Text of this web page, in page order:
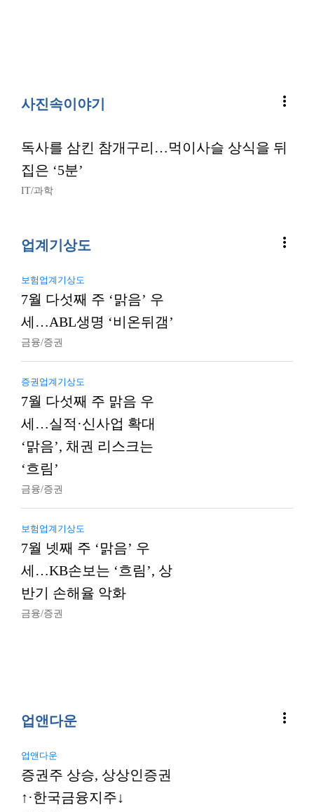
사진속이야기 more_vert
독사를 삼킨 참개구리…먹이사슬 상식을 뒤
집은 ‘5분’
IT/과학
업계기상도 more_vert
보험업계기상도
7월 다섯째 주 ‘맑음’ 우
세…ABL생명 ‘비온뒤갬’
금융/증권
증권업계기상도
7월 다섯째 주 맑음 우
세…실적·신사업 확대
‘맑음’, 채권 리스크는
‘흐림’
금융/증권
보험업계기상도
7월 넷째 주 ‘맑음’ 우
세…KB손보는 ‘흐림’, 상
반기 손해율 악화
금융/증권
업앤다운 more_vert
업앤다운
증권주 상승, 상상인증권
↑·한국금융지주↓